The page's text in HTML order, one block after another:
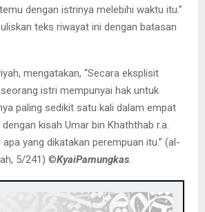
dengan istrinya melebihi waktu itu.”
teks riwayat ini dengan batasan
mengatakan, “Secara eksplisit
istri mempunyai hak untuk
paling sedikit satu kali dalam empat
kisah Umar bin Khaththab r.a.
yang dikatakan perempuan itu.” (al-
5/241) ©️KyaiPamungkas.